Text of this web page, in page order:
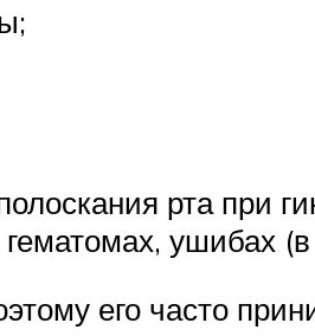
рта при
ушибах
его часто